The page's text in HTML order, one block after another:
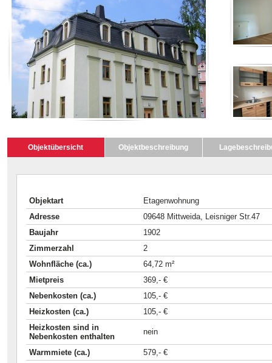
Objektübersicht Objektbeschreibung
Objektart
Etagenwohnung
Adresse
09648 Mittweida, Leisniger Str.47
Baujahr
1902
Zimmerzahl
2
Wohnfläche (ca.)
64,72 m²
Mietpreis
369,- €
Nebenkosten (ca.)
105,- €
Heizkosten (ca.)
105,- €
Heizkosten sind in
Nebenkosten enthalten
nein
Warmmiete (ca.)
579,- €